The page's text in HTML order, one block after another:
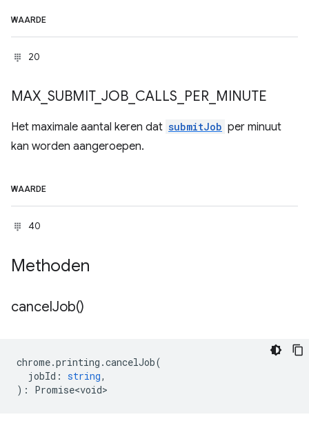
WAARDE
20
MAX SUBMIT_ JOB CALLS PER MINUTE
Het maximale aantal keren dat submitJob per minuut
kan worden aangeroepen.
WAARDE
40
Methoden
cancelJob()
chrome.printing .cancelJob(
jobId : string,
) : Promise<void>